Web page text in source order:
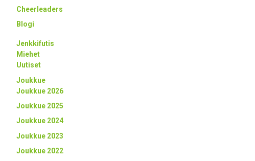
Cheerleaders
Blogi
Jenkkifutis
Miehet
Uutiset
Joukkue
Joukkue 2026
Joukkue 2025
Joukkue 2024
Joukkue 2023
Joukkue 2022